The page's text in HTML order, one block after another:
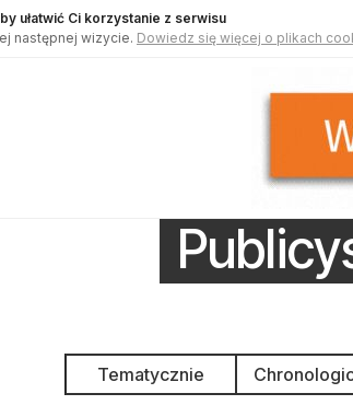
ułatwić Ci korzystanie z serwisu
następnej wizycie. Dowiedz się więcej o plikach
Tematycznie